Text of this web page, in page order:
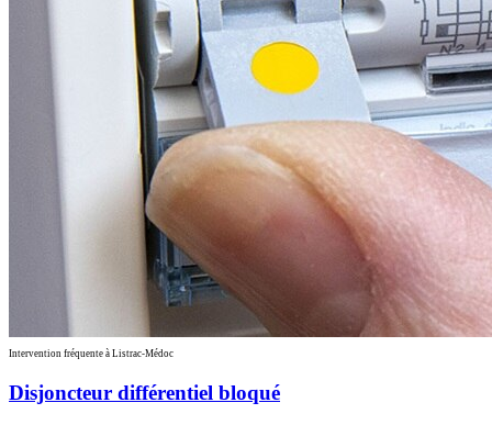
Intervention fréquente à Listrac-Médoc
Disjoncteur différentiel bloqué